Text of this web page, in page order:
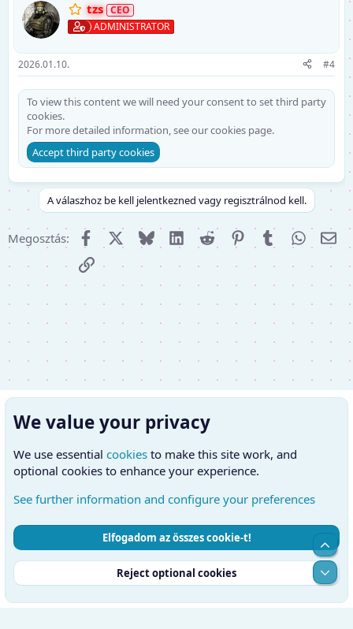
tzs
ADMINISTRATOR
2026.01.10. #4
To view this content we will need your consent to set third party
cookies.
For more detailed information, see ourcookies page.
Accept third party cookies
A válaszhoz be kell jelentkezned vagy regisztrálnod kell.
Megosztás: FacebookX (Twitter)
Bluesky LinkedInReddit PinterestTumblr
E-
Link
Hungarian (HU)
Kapcsolatfelvétel
Feltételek és szabályok
Adatvédelmi szabályzat
Súgó
Kezdőlap
RSS
We value your privacy
We use essential cookies to make this site work, and
optional cookies to enhance your experience.
See further information and configure your preferences
Elfogadom az összes cookie-t!
Reject optional cookies
Top
Alul